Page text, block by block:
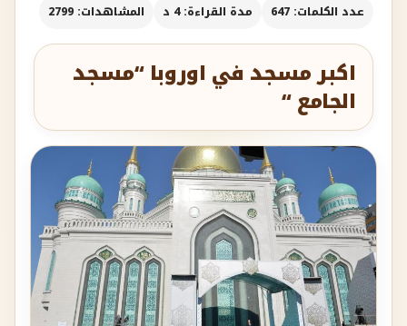
عدد الكلمات: 647
مدة القراءة: 4 د المشاهدات: 2799
اكبر مسجد في اوروبا “مسجد
الجامع “